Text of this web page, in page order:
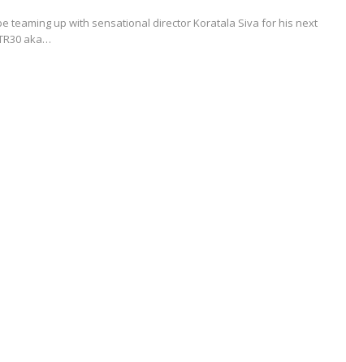
teaming up with sensational director Koratala Siva for his next
aka…